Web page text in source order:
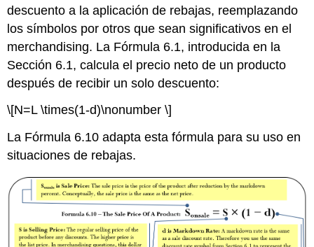
descuento a la aplicación de rebajas, reemplazando
los símbolos por otros que sean significativos en el
merchandising. La Fórmula 6.1, introducida en la
Sección 6.1, calcula el precio neto de un producto
después de recibir un solo descuento:
\[N=L \times(1-d)\nonumber \]
La Fórmula 6.10 adapta esta fórmula para su uso en
situaciones de rebajas.